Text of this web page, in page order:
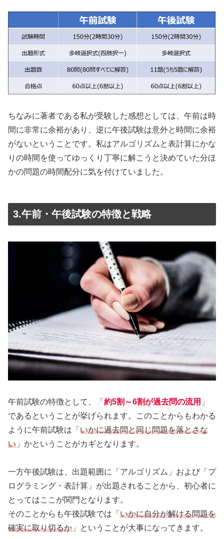
ちなみに著者である私が受験した感想としては、午前は時
間に非常に余裕があり、逆に午後試験は意外と時間に余裕
がないということです。私はアルゴリズムと表計算にかな
りの時間を使ってゆっくり丁寧に解こうと決めていた分ほ
かの問題の時間配分に気を付けていました。
3.午前・午後試験の特徴と戦略
午前試験の特徴として、「 約5割～6割が過去問の流用 」
であるということが挙げられます。このことからもわかる
ように午前試験は「 いかに過去問と同じ問題を落とさな
い 」かということがカギとなります。
一方午後試験は、出題範囲に「アルゴリズム」および「プ
ログラミング・表計算」が出題されることから、初心者に
とってはここが関門となります。
そのことからも午後試験では「 いかに自分が解ける問題を
確実に取り切るか 」ということが大事になってきます。